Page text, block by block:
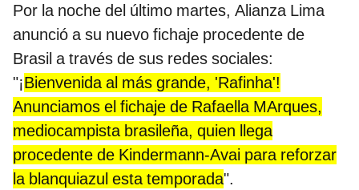
Por la noche del último martes, Alianza Lima
anunció a su nuevo fichaje procedente de
Brasil a través de sus redes sociales:
"¡Bienvenida al más grande, 'Rafinha'!
Anunciamos el fichaje de Rafaella MArques,
mediocampista brasileña, quien llega
procedente de Kindermann-Avai para reforzar
la blanquiazul esta temporada".